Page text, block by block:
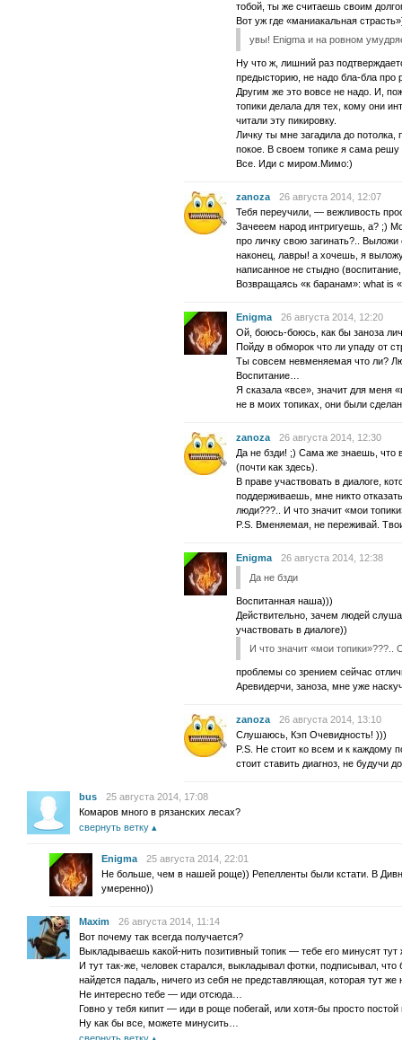
тобой, ты же считаешь своим
Вот уж где «маниакальная
увы! Enigma и на ровном
Ну что ж, лишний раз
предысторию, не надо бла-бла про
Другим же это вовсе не надо. И,
топики делала для тех, кому они
читали эту пикировку.
Личку ты мне загадила до
покое. В своем топике я сама решу
Все. Иди с миром.Мимо:)
zanoza
26 августа 2014, 12:07
Тебя переучили, — вежливость
Зачееем народ интригуешь, а? ;)
про личку свою загинать?..
наконец, лавры! а хочешь, я
написанное не стыдно
Возвращаясь «к баранам»: what is
Enigma
26 августа 2014, 12:20
Ой, боюсь-боюсь, как бы заноза
Пойду в обморок что ли упаду от
Ты совсем невменяемая что ли?
Воспитание…
Я сказала «все», значит для меня
не в моих топиках, они были
zanoza
26 августа 2014, 12:30
Да не бзди! ;) Сама же знаешь, что
(почти как здесь).
В праве участвовать в диалоге,
поддерживаешь, мне никто
люди???.. И что значит «мои
P.S. Вменяемая, не переживай.
Enigma
26 августа 2014, 12:38
Да не бзди
Воспитанная наша)))
Действительно, зачем людей
участвовать в диалоге))
И что значит «мои топики»???..
проблемы со зрением сейчас
Аревидерчи, заноза, мне уже
zanoza
26 августа 2014, 13:10
Слушаюсь, Кэп Очевидность! )))
P.S. Не стоит ко всем и к каждому
стоит ставить диагноз, не будучи
bus
25 августа 2014, 17:08
Комаров много в рязанских лесах?
свернуть ветку
Enigma
25 августа 2014, 22:01
Не больше, чем в нашей роще)) Репелленты были кстати. В
умеренно))
Maxim
26 августа 2014, 11:14
Вот почему так всегда получается?
Выкладываешь какой-нить позитивный топик — тебе его минусят тут
И тут так-же, человек старался, выкладывал фотки, подписывал,
найдется падаль, ничего из себя не представляющая, которая тут
Не интересно тебе — иди отсюда…
Говно у тебя кипит — иди в роще побегай, или хотя-бы просто
Ну как бы все, можете минусить…